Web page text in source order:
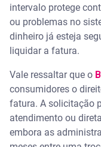
intervalo protege
ou problemas no
dinheiro já esteja
liquidar a fatura.
Vale ressaltar que o
consumidores o
fatura. A solicitação
atendimento ou
embora as